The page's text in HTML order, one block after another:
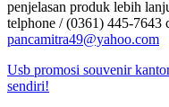
penjelasan produk lebih
telphone / (0361) 445-7643
pancamitra49@yahoo.com
Usb promosi souvenir
sendiri!